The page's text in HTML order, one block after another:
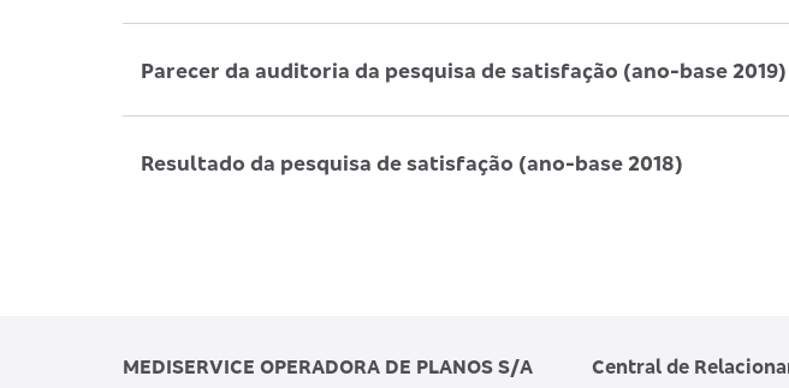
Parecer da auditoria da pesquisa de satisfação (ano-base 2019)
Resultado da pesquisa de satisfação (ano-base 2018)
MEDISERVICE OPERADORA DE PLANOS S/A Central de